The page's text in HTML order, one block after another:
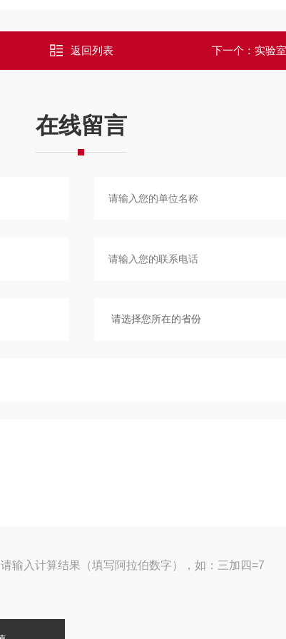
返回列表 下一个： 实验
在线留言
请输入计算结果（填写阿拉伯数字），如：三加四=7